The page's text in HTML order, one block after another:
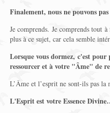
Finalement, nous ne pouvons
Je comprends. Je comprends tout
plus à ce sujet, car cela semble
Lorsque vous dormez, c'est
ressourcer et à votre "Âme" de
L’Âme et l’esprit ne sont-ils pas la
L'Esprit est votre Essence